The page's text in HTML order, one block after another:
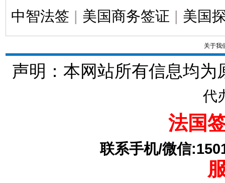
中智法签 | 美国商务签证 | 美国
关于我
声明：本网站所有信息均为
代
法国
联系手机/微信